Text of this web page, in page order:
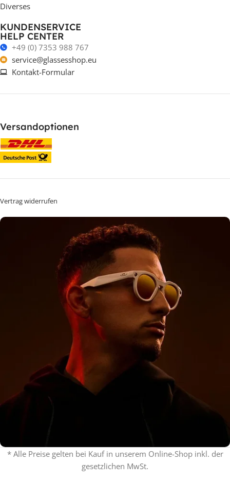
Diverses
KUNDENSERVICE
HELP CENTER
+49 (0) 7353 988 767
service@glassesshop.eu
Kontakt-Formular
Versandoptionen
Vertrag widerrufen
% ON SALE %
* Alle Preise gelten bei Kauf in unserem Online-Shop inkl. der
gesetzlichen MwSt.